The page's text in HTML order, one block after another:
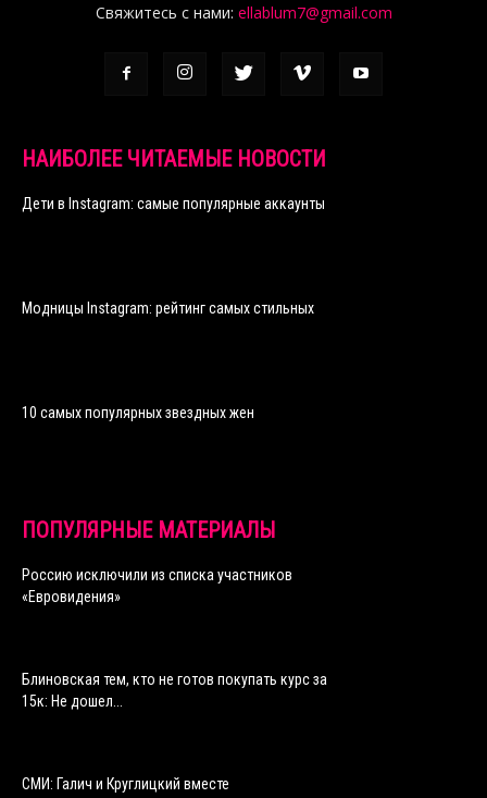
Свяжитесь с нами: ellablum7@gmail.com
НАИБОЛЕЕ ЧИТАЕМЫЕ НОВОСТИ
Дети в Instagram: самые популярные аккаунты
Модницы Instagram: рейтинг самых стильных
10 самых популярных звездных жен
ПОПУЛЯРНЫЕ МАТЕРИАЛЫ
Россию исключили из списка участников
«Евровидения»
Блиновская тем, кто не готов покупать курс за
15к: Не дошел...
СМИ: Галич и Круглицкий вместе